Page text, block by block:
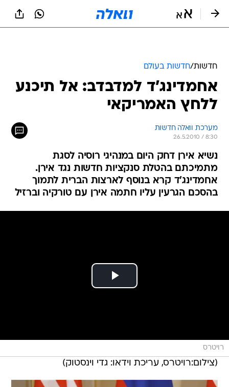
חדשות/חדשות בעולם
אחמדינג'ד למדבדב: אל תיכנע
ללחץ האמריקאי
מערכת וואלה חדשות
26.5.2010 / 8:30
נשיא אירן דחק היום במנהיגי רוסיה לסגת
מתמיכתם בהטלת סנקציות חדשות נגד אירן.
אחמדינג'ד קרא בנוסף לארצות הברית לתמוך
בהסכם הגרעין עליו חתמה אירן עם טורקיה וברזיל
רויטרס
(צילום:רויטרס, עריכת וידאו: גדי וינסטוק)